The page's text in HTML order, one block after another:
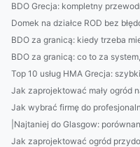
BDO Grecja: kompletny
Domek na działce ROD bez
BDO za granicą: kiedy trzeba
BDO za granicą: co to za
Top 10 usług HMA Grecja:
Jak zaprojektować mały ogród
Jak wybrać firmę do
|Najtaniej do Glasgow:
Jak zaprojektować ogród